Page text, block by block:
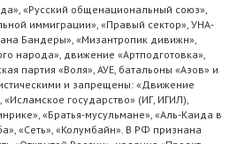
«Русский общенациональный союз»,
иммиграции», «Правый сектор», УНА-
Бандеры», «Мизантропик дивижн»,
народа», движение «Артподготовка»,
партия «Воля», АУЕ, батальоны «Азов» и
и запрещены: «Движение
государство» (ИГ, ИГИЛ),
«Братья-мусульмане», «Аль-Каида в
«Сеть», «Колумбайн». В РФ признана